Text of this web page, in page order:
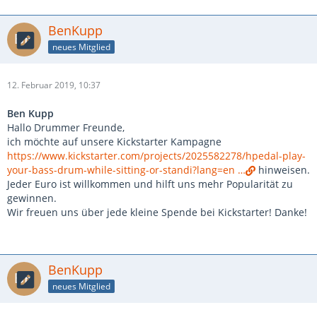
BenKupp
neues Mitglied
12. Februar 2019, 10:37
Ben Kupp
Hallo Drummer Freunde,
ich möchte auf unsere Kickstarter Kampagne
https://www.kickstarter.com/projects/2025582278/hpedal-play-
your-bass-drum-while-sitting-or-standi?lang=en …
hinweisen.
Jeder Euro ist willkommen und hilft uns mehr Popularität zu
gewinnen.
Wir freuen uns über jede kleine Spende bei Kickstarter! Danke!
BenKupp
neues Mitglied